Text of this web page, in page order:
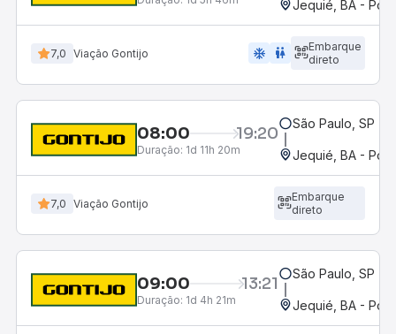
Jequié, BA -
7,0 Viação Gontijo ac_unit wc
Embarque
direto
08:00 19:20
Duração: 1d 11h 20m
São Paulo, SP -
Jequié, BA -
7,0 Viação Gontijo
Embarque
direto
09:00 13:21
Duração: 1d 4h 21m
São Paulo, SP -
Jequié, BA -